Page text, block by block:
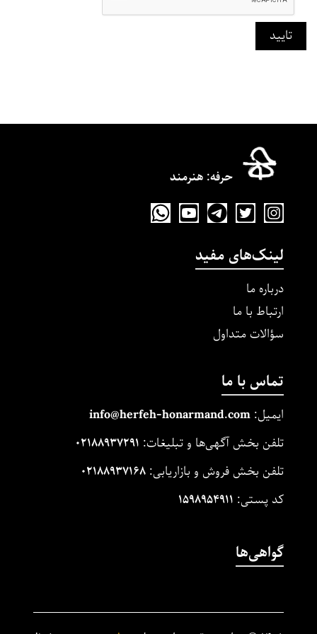
تایید
حرفه‌: هنرمند
لینک‌های مفید
درباره ما
ارتباط با ما
سؤالات متداول
تماس با ما
ایمیل: info@herfeh-honarmand.com
تلفن بخش آگهی‌ها و تبلیغات: ۰۲۱۸۸۹۳۷۲۹۱
تلفن بخش فروش و بازاریابی: ۰۲۱۸۸۹۳۷۱۶۸
کد پستی: ۱۵۹۸۹۵۴۹۱۱
گواهی‌ها